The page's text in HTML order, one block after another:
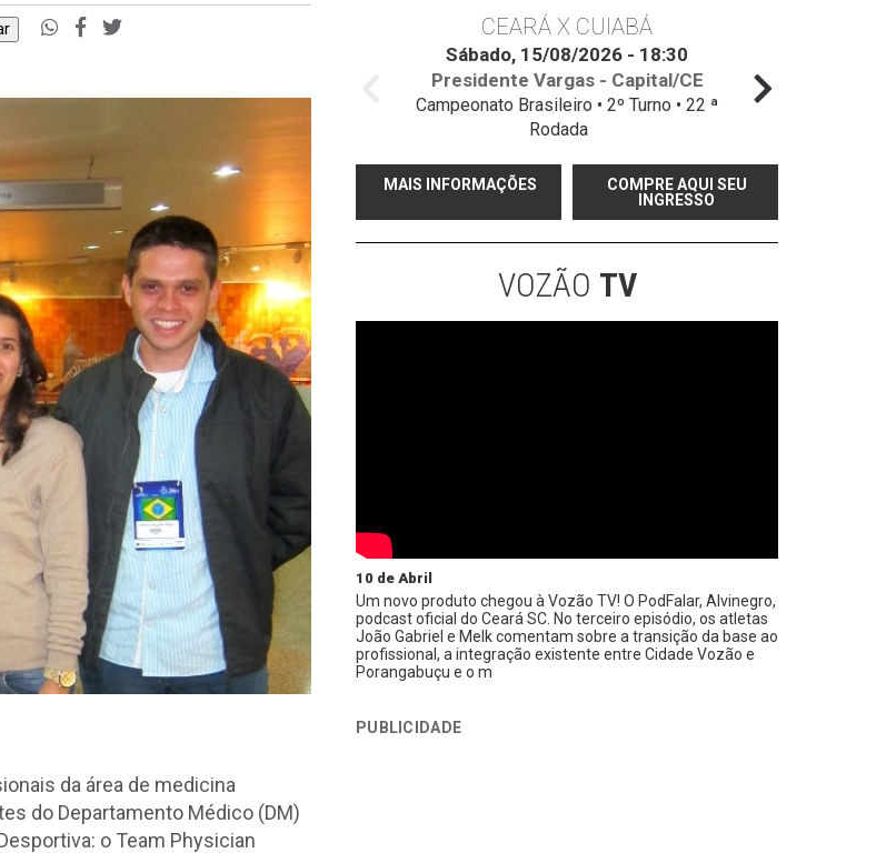
da área de medicina
do Departamento Médico (DM)
o Team Physician
CEARÁ X CUIABÁ
Sábado, 15/08/2026 - 18:30
Presidente Vargas - Capital/CE
Campeonato Brasileiro • 2º Turno • 22 ª
Rodada
MAIS INFORMAÇÕES
COMPRE AQUI SEU
INGRESSO
VOZÃO TV
10 de Abril
Um novo produto chegou à Vozão TV! O PodFalar, Alvinegro,
podcast oficial do Ceará SC. No terceiro episódio, os atletas
João Gabriel e Melk comentam sobre a transição da base ao
profissional, a integração existente entre Cidade Vozão e
Porangabuçu e o m
PUBLICIDADE